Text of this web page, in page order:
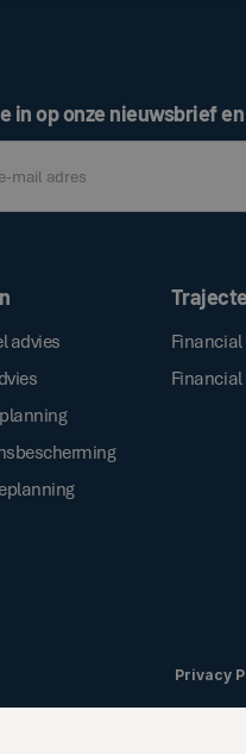
in op onze nieuwsbrief
advies
Privacy